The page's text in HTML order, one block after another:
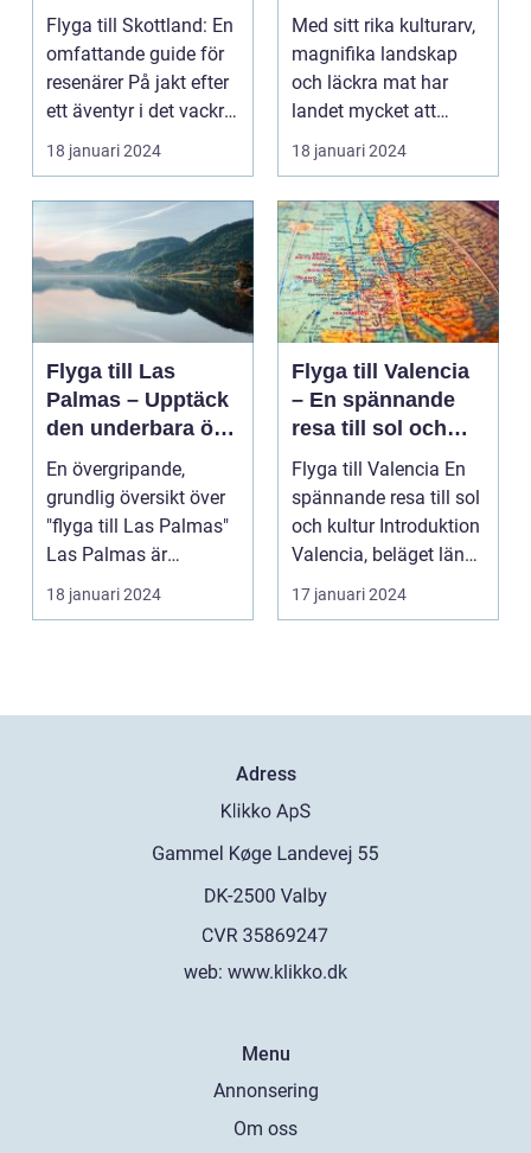
Flyga till Skottland: En
omfattande guide för
resenärer På jakt efter
ett äventyr i det vackra
Skot...
18 januari 2024
destination för
många resenärer
Med sitt rika kulturarv,
magnifika landskap
och läckra mat har
landet mycket att
erbjuda. I denna ar...
18 januari 2024
Flyga till Las
Palmas – Upptäck
den underbara ön
Gran Canaria
En övergripande,
grundlig översikt över
"flyga till Las Palmas"
Las Palmas är
huvudstaden på den
va...
18 januari 2024
Flyga till Valencia
– En spännande
resa till sol och
kultur
Flyga till Valencia En
spännande resa till sol
och kultur Introduktion
Valencia, beläget längs
Sp...
17 januari 2024
Adress
web: www.klikko.dk
Menu
Annonsering
Om oss